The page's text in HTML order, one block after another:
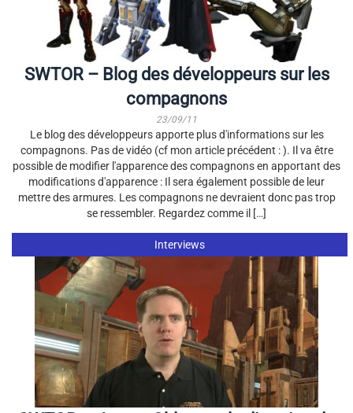
SWTOR – Blog des développeurs sur les
compagnons
23/09/11
Le blog des développeurs apporte plus d'informations sur les
compagnons. Pas de vidéo (cf mon article précédent : ). Il va être
possible de modifier l'apparence des compagnons en apportant des
modifications d'apparence : Il sera également possible de leur
mettre des armures. Les compagnons ne devraient donc pas trop
se ressembler. Regardez comme il […]
Interviews